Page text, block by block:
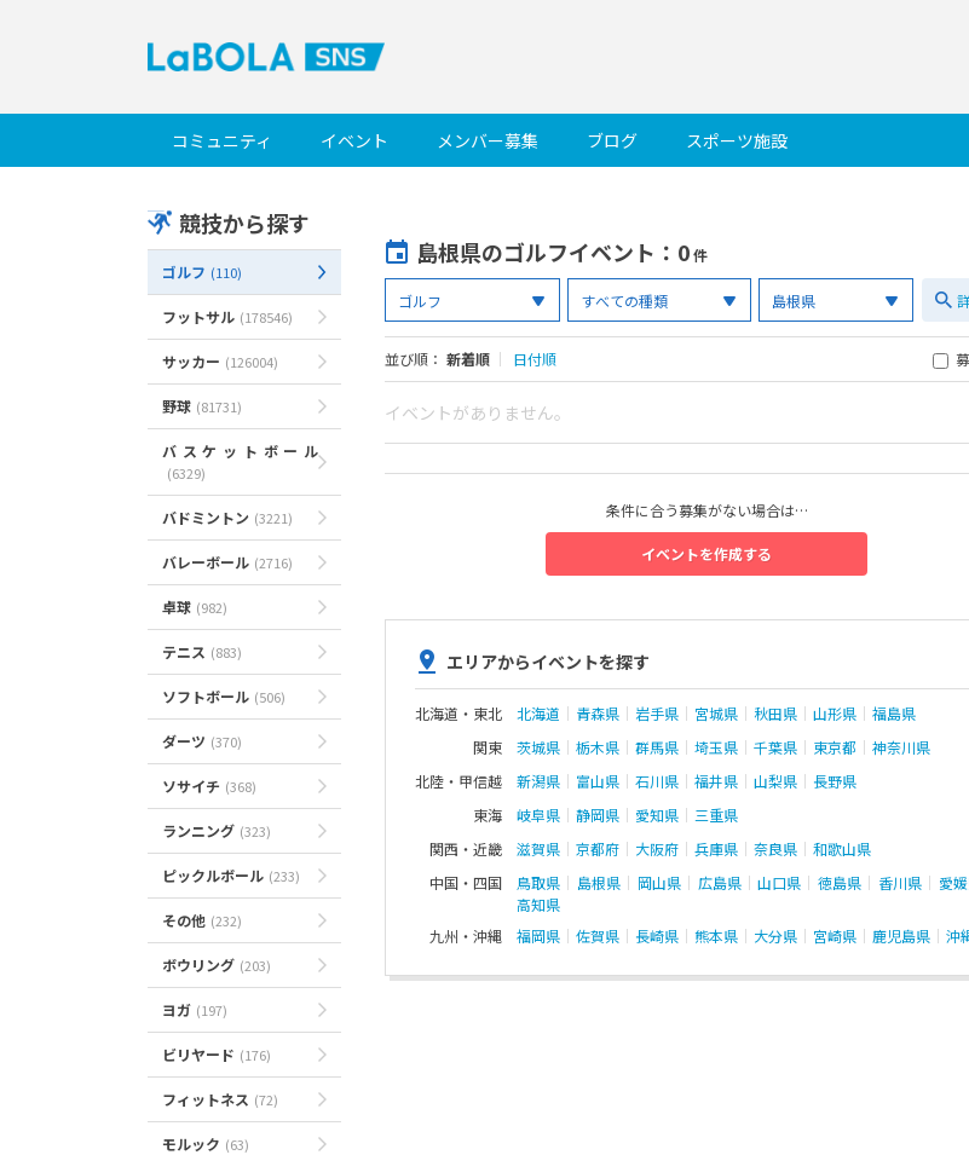
コミュニティ イベント メンバー募集 ブログ スポーツ施設
競技から探す
ゴルフ (110)
フットサル (178546)
サッカー (126004)
野球 (81731)
バスケットボール
(6329)
バドミントン (3221)
バレーボール (2716)
卓球 (982)
テニス (883)
ソフトボール (506)
ダーツ (370)
ソサイチ (368)
ランニング (323)
ピックルボール (233)
その他 (232)
ボウリング (203)
ヨガ (197)
ビリヤード (176)
フィットネス (72)
モルック (63)
島根県のゴルフイベント ：0件
並び順： 新着順 ｜ 日付順
イベントがありません。
条件に合う募集がない場合は…
イベントを作成する
エリアからイベントを探す
北海道・東北 北海道 青森県 岩手県 宮城県 秋田県 山形県
福島県
関東
茨城県 栃木県 群馬県 埼玉県 千葉県 東京都
神奈川県
北陸・甲信越
新潟県 富山県 石川県 福井県 山梨県
長野県
東海
岐阜県 静岡県 愛知県
三重県
関西・近畿
滋賀県 京都府 大阪府 兵庫県 奈良県
和歌山県
中国・四国
鳥取県 島根県 岡山県 広島県 山口県 徳島県 香川県
愛
高知県
九州・沖縄
福岡県 佐賀県 長崎県 熊本県 大分県 宮崎県 鹿児島県 沖